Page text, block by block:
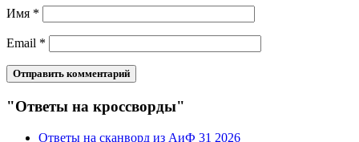
Имя *
Email *
"Ответы на кроссворды"
Ответы на сканворд из АиФ 31 2026